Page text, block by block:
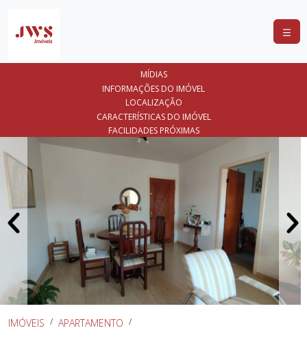
COMPRAR
LANÇAMENTOS
ANUNCIE
SEU
IMÓVEL
CONTATO
MÍDIAS
INFORMAÇÕES DO IMÓVEL
LOCALIZAÇÃO
CARACTERÍSTICAS DO IMÓVEL
FACILIDADES PRÓXIMAS
IMÓVEIS
APARTAMENTO